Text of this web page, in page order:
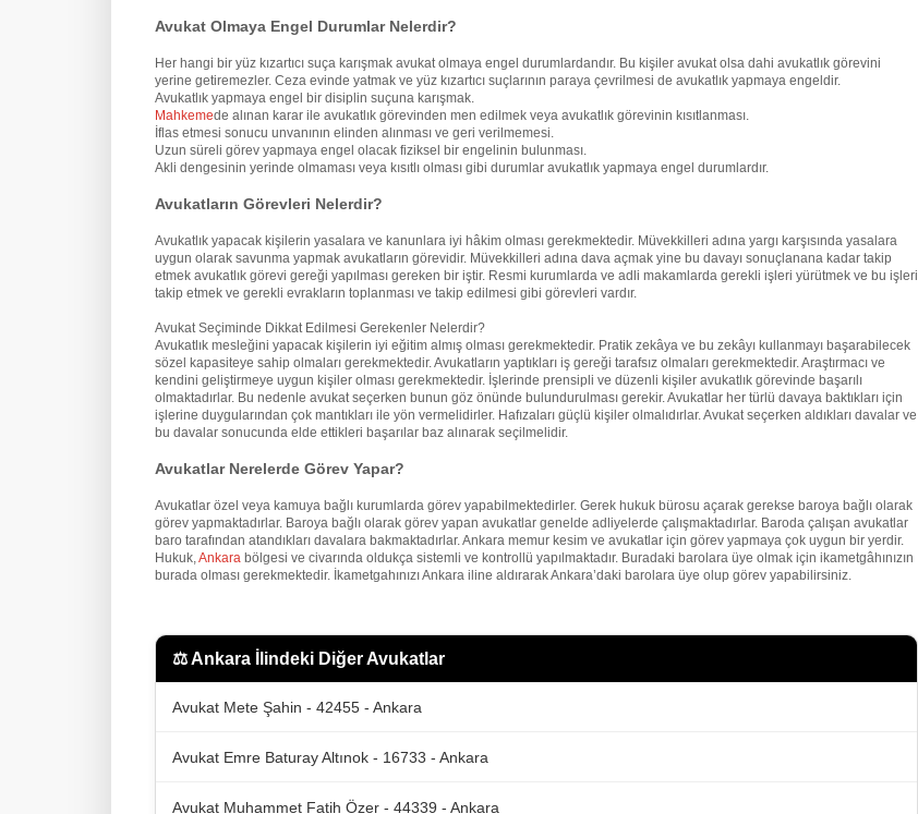
Avukat Olmaya Engel Durumlar Nelerdir?
Her hangi bir yüz kızartıcı suça karışmak avukat olmaya engel durumlardandır. Bu kişiler avukat olsa dahi avukatlık görevini
yerine getiremezler. Ceza evinde yatmak ve yüz kızartıcı suçlarının paraya çevrilmesi de avukatlık yapmaya engeldir.
Avukatlık yapmaya engel bir disiplin suçuna karışmak.
Mahkemede alınan karar ile avukatlık görevinden men edilmek veya avukatlık görevinin kısıtlanması.
İflas etmesi sonucu unvanının elinden alınması ve geri verilmemesi.
Uzun süreli görev yapmaya engel olacak fiziksel bir engelinin bulunması.
Akli dengesinin yerinde olmaması veya kısıtlı olması gibi durumlar avukatlık yapmaya engel durumlardır.
Avukatların Görevleri Nelerdir?
Avukatlık yapacak kişilerin yasalara ve kanunlara iyi hâkim olması gerekmektedir. Müvekkilleri adına yargı karşısında yasalara
uygun olarak savunma yapmak avukatların görevidir. Müvekkilleri adına dava açmak yine bu davayı sonuçlanana kadar takip
etmek avukatlık görevi gereği yapılması gereken bir iştir. Resmi kurumlarda ve adli makamlarda gerekli işleri yürütmek ve bu işleri
takip etmek ve gerekli evrakların toplanması ve takip edilmesi gibi görevleri vardır.
Avukat Seçiminde Dikkat Edilmesi Gerekenler Nelerdir?
Avukatlık mesleğini yapacak kişilerin iyi eğitim almış olması gerekmektedir. Pratik zekâya ve bu zekâyı kullanmayı başarabilecek
sözel kapasiteye sahip olmaları gerekmektedir. Avukatların yaptıkları iş gereği tarafsız olmaları gerekmektedir. Araştırmacı ve
kendini geliştirmeye uygun kişiler olması gerekmektedir. İşlerinde prensipli ve düzenli kişiler avukatlık görevinde başarılı
olmaktadırlar. Bu nedenle avukat seçerken bunun göz önünde bulundurulması gerekir. Avukatlar her türlü davaya baktıkları için
işlerine duygularından çok mantıkları ile yön vermelidirler. Hafızaları güçlü kişiler olmalıdırlar. Avukat seçerken aldıkları davalar ve
bu davalar sonucunda elde ettikleri başarılar baz alınarak seçilmelidir.
Avukatlar Nerelerde Görev Yapar?
Avukatlar özel veya kamuya bağlı kurumlarda görev yapabilmektedirler. Gerek hukuk bürosu açarak gerekse baroya bağlı olarak
görev yapmaktadırlar. Baroya bağlı olarak görev yapan avukatlar genelde adliyelerde çalışmaktadırlar. Baroda çalışan avukatlar
baro tarafından atandıkları davalara bakmaktadırlar. Ankara memur kesim ve avukatlar için görev yapmaya çok uygun bir yerdir.
Hukuk,Ankara bölgesi ve civarında oldukça sistemli ve kontrollü yapılmaktadır. Buradaki barolara üye olmak için ikametgâhınızın
burada olması gerekmektedir. İkametgahınızı Ankara iline aldırarak Ankara’daki barolara üye olup görev yapabilirsiniz.
⚖️Ankara İlindeki Diğer Avukatlar
Avukat Mete Şahin - 42455 - Ankara
Avukat Emre Baturay Altınok - 16733 - Ankara
Avukat Muhammet Fatih Özer - 44339 - Ankara